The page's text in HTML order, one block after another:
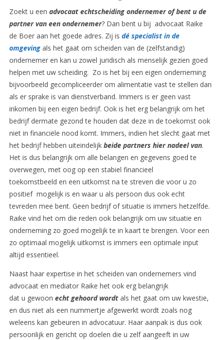
Zoekt u een advocaat echtscheiding ondernemer of bent u de
partner van een ondernemer? Dan bent u bij advocaat Raike
de Boer aan het goede adres. Zij is dé specialist in de
omgeving als het gaat om scheiden van de (zelfstandig)
ondernemer en kan u zowel juridisch als menselijk gezien goed
helpen met uw scheiding. Zo is het bij een eigen onderneming
bijvoorbeeld gecompliceerder om alimentatie vast te stellen dan
als er sprake is van dienstverband. Immers is er geen vast
inkomen bij een eigen bedrijf. Ook is het erg belangrijk om het
bedrijf dermate gezond te houden dat deze in de toekomst ook
niet in financiële nood komt. Immers, indien het slecht gaat met
het bedrijf hebben uiteindelijk beide partners hier nadeel van.
Het is dus belangrijk om alle belangen en gegevens goed te
overwegen, met oog op een stabiel financieel
toekomstbeeld en een uitkomst na te streven die voor u zo
positief mogelijk is en waar u als persoon dus ook echt
tevreden mee bent. Geen bedrijf of situatie is immers hetzelfde.
Raike vind het om die reden ook belangrijk om uw situatie en
onderneming zo goed mogelijk te in kaart te brengen. Voor een
zo optimaal mogelijk uitkomst is immers een optimale input
altijd essentieel.
Naast haar expertise in het scheiden van ondernemers vind
advocaat en mediator Raike het ook erg belangrijk
dat u gewoon echt gehoord wordtals het gaat om uw kwestie,
en dus niet als een nummertje afgewerkt wordt zoals nog
weleens kan gebeuren in advocatuur. Haar aanpak is dus ook
persoonlijk en gericht op doelen die u zelf aangeeft in uw